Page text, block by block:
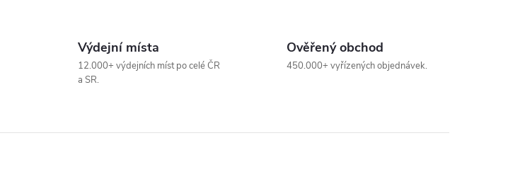
Výdejní místa
12.000+ výdejních míst po celé ČR
a SR.
Ověřený obchod
450.000+ vyřízených objednávek.